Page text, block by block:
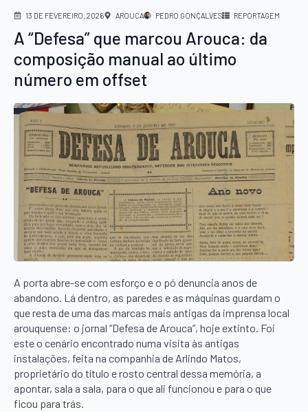
13 DE FEVEREIRO, 2026 AROUCA PEDRO GONÇALVES REPORTAGEM
A “Defesa” que marcou Arouca: da
composição manual ao último
número em offset
A porta abre-se com esforço e o pó denuncia anos de
abandono. Lá dentro, as paredes e as máquinas guardam o
que resta de uma das marcas mais antigas da imprensa local
arouquense: o jornal “Defesa de Arouca”, hoje extinto. Foi
este o cenário encontrado numa visita às antigas
instalações, feita na companhia de Arlindo Matos,
proprietário do título e rosto central dessa memória, a
apontar, sala a sala, para o que ali funcionou e para o que
ficou para trás.